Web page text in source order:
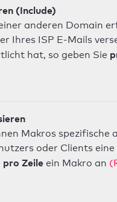
(Include)
anderen Domain
Ihres ISP E-Mails
hat, so geben Sie
Makros spezifische
oder Clients eine
pro Zeile ein Makro an